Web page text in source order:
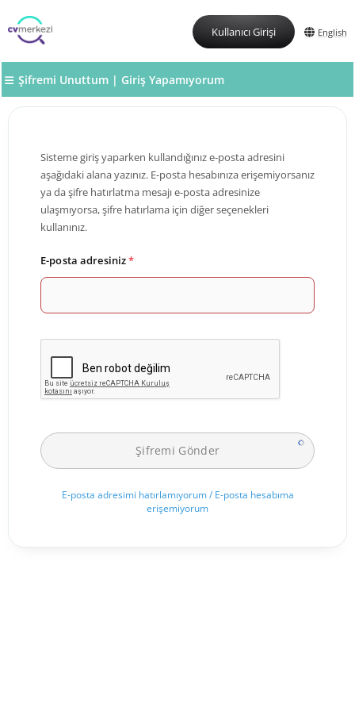
Kullanıcı Girişi English
Şifremi Unuttum | Giriş Yapamıyorum
Sisteme giriş yaparken kullandığınız e-posta adresini
aşağıdaki alana yazınız. E-posta hesabınıza erişemiyorsanız
ya da şifre hatırlatma mesajı e-posta adresinize
ulaşmıyorsa, şifre hatırlama için diğer seçenekleri
kullanınız.
E-posta adresiniz*
E-posta adresimi hatırlamıyorum / E-posta hesabıma
erişemiyorum